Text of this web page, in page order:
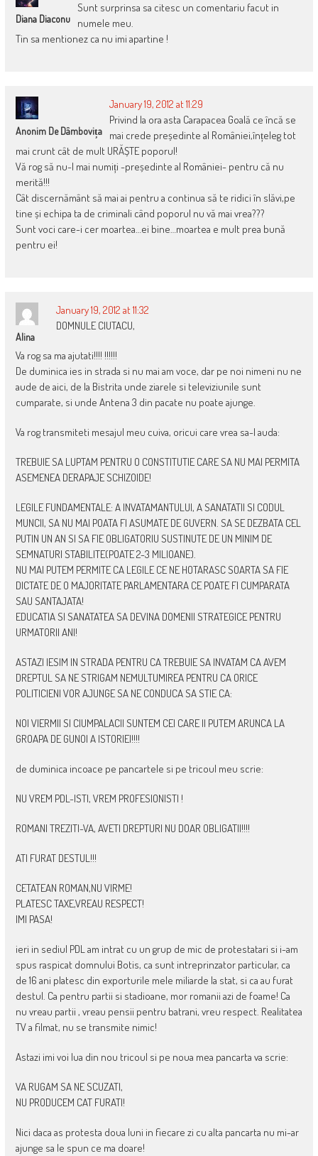
Diana Diaconu
Sunt surprinsa sa citesc un comentariu facut in
numele meu.
Tin sa mentionez ca nu imi apartine !
Anonim De Dâmbovița
January 19, 2012 at 11:29
Privind la ora asta Carapacea Goală ce încă se
mai crede președinte al României,înțeleg tot
mai crunt cât de mult URĂȘTE poporul!
Vă rog să nu-l mai numiți -președinte al României- pentru că nu
merită!!!
Cât discernământ să mai ai pentru a continua să te ridici în slăvi,pe
tine și echipa ta de criminali când poporul nu vă mai vrea???
Sunt voci care-i cer moartea…ei bine…moartea e mult prea bună
pentru ei!
Alina
January 19, 2012 at 11:32
DOMNULE CIUTACU,
Va rog sa ma ajutati!!!! !!!!!!
De duminica ies in strada si nu mai am voce, dar pe noi nimeni nu ne
aude de aici, de la Bistrita unde ziarele si televiziunile sunt
cumparate, si unde Antena 3 din pacate nu poate ajunge.
Va rog transmiteti mesajul meu cuiva, oricui care vrea sa-l auda:
TREBUIE SA LUPTAM PENTRU O CONSTITUTIE CARE SA NU MAI PERMITA
ASEMENEA DERAPAJE SCHIZOIDE!
LEGILE FUNDAMENTALE: A INVATAMANTULUI, A SANATATII SI CODUL
MUNCII, SA NU MAI POATA FI ASUMATE DE GUVERN. SA SE DEZBATA CEL
PUTIN UN AN SI SA FIE OBLIGATORIU SUSTINUTE DE UN MINIM DE
SEMNATURI STABILITE(POATE 2-3 MILIOANE).
NU MAI PUTEM PERMITE CA LEGILE CE NE HOTARASC SOARTA SA FIE
DICTATE DE O MAJORITATE PARLAMENTARA CE POATE FI CUMPARATA
SAU SANTAJATA!
EDUCATIA SI SANATATEA SA DEVINA DOMENII STRATEGICE PENTRU
URMATORII ANI!
ASTAZI IESIM IN STRADA PENTRU CA TREBUIE SA INVATAM CA AVEM
DREPTUL SA NE STRIGAM NEMULTUMIREA PENTRU CA ORICE
POLITICIENI VOR AJUNGE SA NE CONDUCA SA STIE CA:
NOI VIERMII SI CIUMPALACII SUNTEM CEI CARE II PUTEM ARUNCA LA
GROAPA DE GUNOI A ISTORIEI!!!!
de duminica incoace pe pancartele si pe tricoul meu scrie:
NU VREM PDL-ISTI, VREM PROFESIONISTI !
ROMANI TREZITI-VA, AVETI DREPTURI NU DOAR OBLIGATII!!!!
ATI FURAT DESTUL!!!
CETATEAN ROMAN,NU VIRME!
PLATESC TAXE,VREAU RESPECT!
IMI PASA!
ieri in sediul PDL am intrat cu un grup de mic de protestatari si i-am
spus raspicat domnului Botis, ca sunt intreprinzator particular, ca
de 16 ani platesc din exporturile mele miliarde la stat, si ca au furat
destul. Ca pentru partii si stadioane, mor romanii azi de foame! Ca
nu vreau partii , vreau pensii pentru batrani, vreu respect. Realitatea
TV a filmat, nu se transmite nimic!
Astazi imi voi lua din nou tricoul si pe noua mea pancarta va scrie:
VA RUGAM SA NE SCUZATI,
NU PRODUCEM CAT FURATI!
Nici daca as protesta doua luni in fiecare zi cu alta pancarta nu mi-ar
ajunge sa le spun ce ma doare!